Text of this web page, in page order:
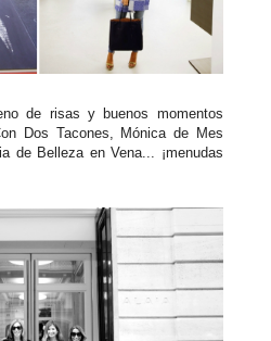
de risas y buenos momentos
Dos Tacones, Mónica de Mes
de Belleza en Vena... ¡menudas